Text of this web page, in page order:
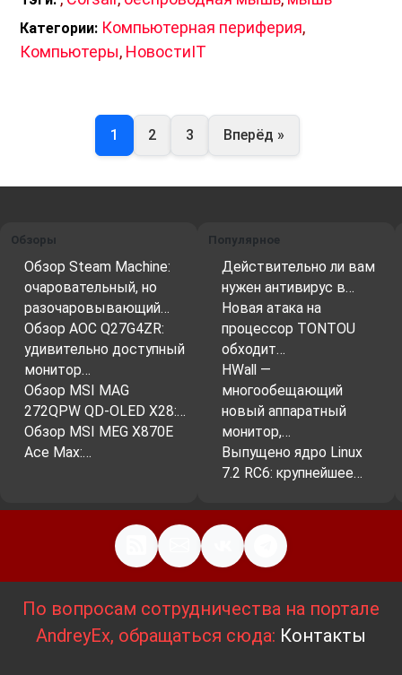
Категории: Компьютерная периферия,
Компьютеры, НовостиIT
1 2 3 Вперёд »
Обзоры
Обзор Steam Machine:
очаровательный, но
разочаровывающий…
Обзор AOC Q27G4ZR:
удивительно доступный
монитор…
Обзор MSI MAG
272QPW QD-OLED X28:…
Обзор MSI MEG X870E
Ace Max:…
Популярное
Действительно ли вам
нужен антивирус в…
Новая атака на
процессор TONTOU
обходит…
HWall —
многообещающий
новый аппаратный
монитор,…
Выпущено ядро Linux
7.2 RC6: крупнейшее…
По вопросам сотрудничества на портале
AndreyEx, обращаться сюда: Контакты